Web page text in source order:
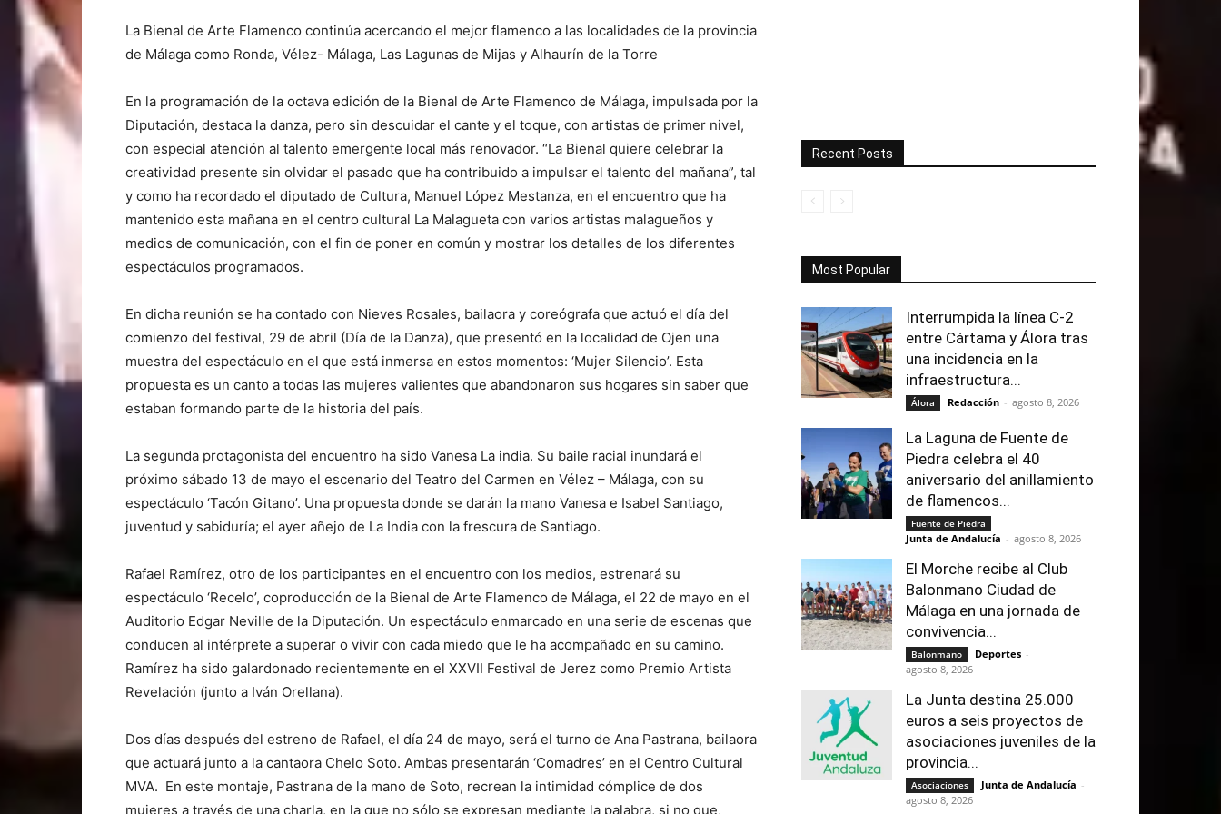
La Bienal de Arte Flamenco continúa acercando el mejor flamenco a las localidades de la provincia
de Málaga como Ronda, Vélez- Málaga, Las Lagunas de Mijas y Alhaurín de la Torre
En la programación de la octava edición de la Bienal de Arte Flamenco de Málaga, impulsada por la
Diputación, destaca la danza, pero sin descuidar el cante y el toque, con artistas de primer nivel,
con especial atención al talento emergente local más renovador. “La Bienal quiere celebrar la
creatividad presente sin olvidar el pasado que ha contribuido a impulsar el talento del mañana”, tal
y como ha recordado el diputado de Cultura, Manuel López Mestanza, en el encuentro que ha
mantenido esta mañana en el centro cultural La Malagueta con varios artistas malagueños y
medios de comunicación, con el fin de poner en común y mostrar los detalles de los diferentes
espectáculos programados.
En dicha reunión se ha contado con Nieves Rosales, bailaora y coreógrafa que actuó el día del
comienzo del festival, 29 de abril (Día de la Danza), que presentó en la localidad de Ojen una
muestra del espectáculo en el que está inmersa en estos momentos: ‘Mujer Silencio’. Esta
propuesta es un canto a todas las mujeres valientes que abandonaron sus hogares sin saber que
estaban formando parte de la historia del país.
La segunda protagonista del encuentro ha sido Vanesa La india. Su baile racial inundará el
próximo sábado 13 de mayo el escenario del Teatro del Carmen en Vélez – Málaga, con su
espectáculo ‘Tacón Gitano’. Una propuesta donde se darán la mano Vanesa e Isabel Santiago,
juventud y sabiduría; el ayer añejo de La India con la frescura de Santiago.
Rafael Ramírez, otro de los participantes en el encuentro con los medios, estrenará su
espectáculo ‘Recelo’, coproducción de la Bienal de Arte Flamenco de Málaga, el 22 de mayo en el
Auditorio Edgar Neville de la Diputación. Un espectáculo enmarcado en una serie de escenas que
conducen al intérprete a superar o vivir con cada miedo que le ha acompañado en su camino.
Ramírez ha sido galardonado recientemente en el XXVII Festival de Jerez como Premio Artista
Revelación (junto a Iván Orellana).
Dos días después del estreno de Rafael, el día 24 de mayo, será el turno de Ana Pastrana, bailaora
que actuará junto a la cantaora Chelo Soto. Ambas presentarán ‘Comadres’ en el Centro Cultural
MVA. En este montaje, Pastrana de la mano de Soto, recrean la intimidad cómplice de dos
mujeres a través de una charla, en la que no sólo se expresan mediante la palabra, si no que,
Recent Posts
Most Popular
Interrumpida la línea C-2
entre Cártama y Álora tras
una incidencia en la
infraestructura...
Álora Redacción - agosto 8, 2026
La Laguna de Fuente de
Piedra celebra el 40
aniversario del anillamiento
de flamencos...
Fuente de Piedra
Junta de Andalucía - agosto 8, 2026
El Morche recibe al Club
Balonmano Ciudad de
Málaga en una jornada de
convivencia...
Balonmano Deportes -
agosto 8, 2026
La Junta destina 25.000
euros a seis proyectos de
asociaciones juveniles de la
provincia...
Asociaciones Junta de Andalucía -
agosto 8, 2026